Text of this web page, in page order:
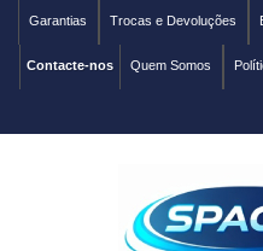
Trocas e Devoluções
Garantias
Quem Somos
Contacte-nos